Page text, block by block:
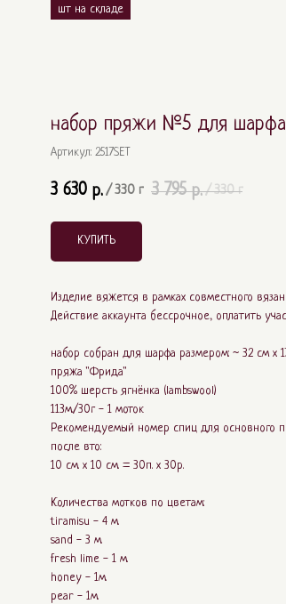
набор пряжи №5 для
Артикул: 2517SET
3 630 р./330 г 3 795 р./330 г
КУПИТЬ
Изделие вяжется в рамках совместного
Действие аккаунта бессрочное, оплатить
набор собран для шарфа размером: ~ 32 см х
пряжа "Фрида"
100% шерсть ягнёнка (lambswool)
113м./30г - 1 моток
Рекомендуемый номер спиц для основного
после вто:
10 см. х 10 см. = 30п. х 30р.
Количества мотков по цветам:
tiramisu - 4 м.
sand - 3 м.
fresh lime - 1 м.
honey - 1м.
pear - 1м.